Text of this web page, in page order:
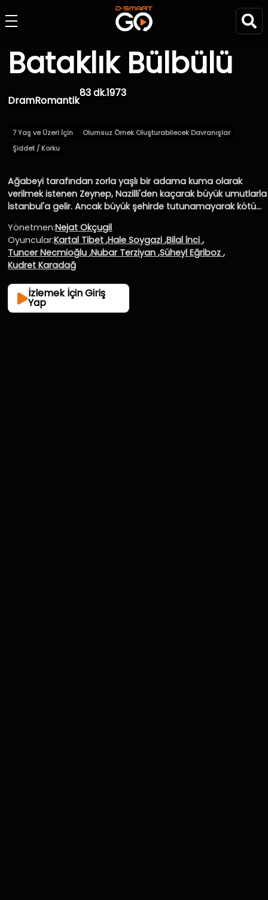
Bataklık Bülbülü
DramRomantik
83 dk.1973
7 Yaş ve Üzeri İçin
Olumsuz Örnek Oluşturabilecek Davranışlar
Şiddet / Korku
Ağabeyi tarafından zorla yaşlı bir adama kuma olarak
verilmek istenen Zeynep, Nazilli'den kaçarak büyük umutlarla
İstanbul'a gelir. Ancak büyük şehirde tutunamayarak kötü
olarak çalıştırılmaya başlanır.
Yönetmen:Nejat Okçugil
Oyuncular:Kartal Tibet ,Hale Soygazi ,Bilal İnci ,
Tuncer Necmioğlu ,Nubar Terziyan ,Süheyl Eğriboz ,
Kudret Karadağ
İzlemek İçin Giriş
Yap